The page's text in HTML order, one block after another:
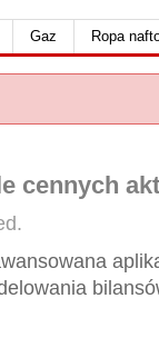
Gaz Ropa
cennych